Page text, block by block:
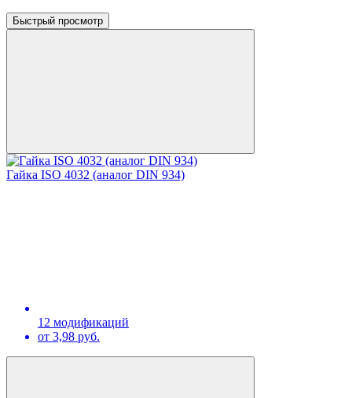
Быстрый просмотр
Гайка ISO 4032 (аналог DIN 934)
12 модификаций
от 3,98 руб.